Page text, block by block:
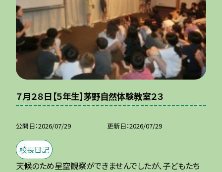
７月２８日【５年生】茅野自然体験教室２３
公開日 2026/07/29 更新日 2026/07/29
校長日記
天候のため星空観察ができませんでしたが、子どもたち